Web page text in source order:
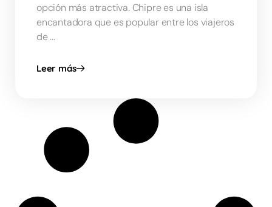
opción más atractiva. Chipre es una isla
encantadora que es popular entre los viajeros
de ...
Leer más